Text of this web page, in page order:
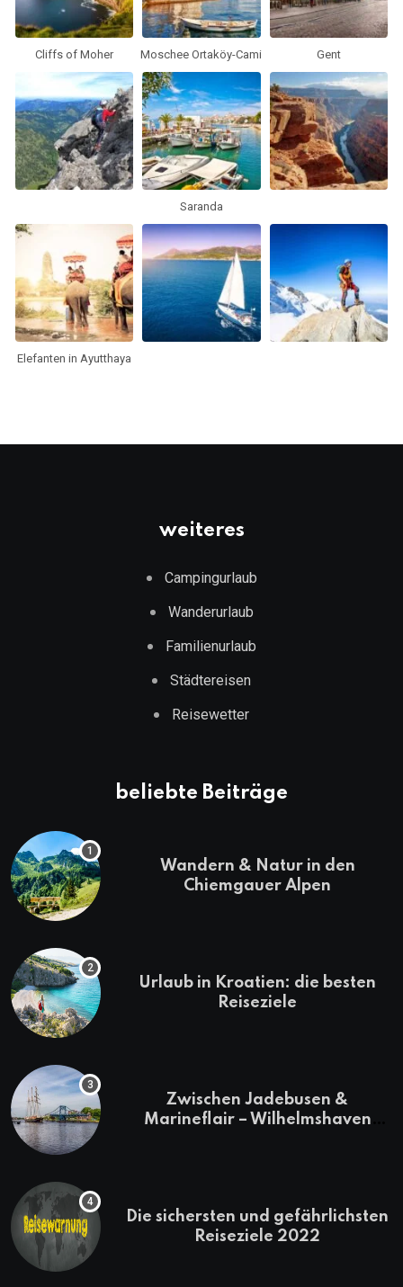
Cliffs of Moher Moschee Ortaköy-Cami Gent
Saranda
Elefanten in Ayutthaya
weiteres
Campingurlaub
Wanderurlaub
Familienurlaub
Städtereisen
Reisewetter
beliebte Beiträge
Wandern & Natur in den
Chiemgauer Alpen
Urlaub in Kroatien: die besten
Reiseziele
Zwischen Jadebusen &
Marineflair – Wilhelmshaven
Die sichersten und gefährlichsten
Reiseziele 2022